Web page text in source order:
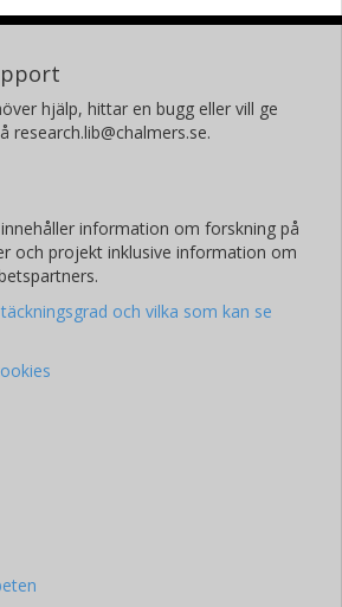
hjälp, hittar en bugg eller vill ge
research.lib@chalmers.se.
information om forskning på
och projekt inklusive information om
och vilka som kan se